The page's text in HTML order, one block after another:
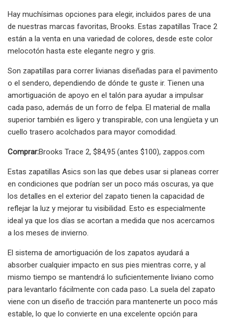
Hay muchísimas opciones para elegir, incluidos pares de una
de nuestras marcas favoritas, Brooks. Estas zapatillas Trace 2
están a la venta en una variedad de colores, desde este color
melocotón hasta este elegante negro y gris.
Son zapatillas para correr livianas diseñadas para el pavimento
o el sendero, dependiendo de dónde te guste ir. Tienen una
amortiguación de apoyo en el talón para ayudar a impulsar
cada paso, además de un forro de felpa. El material de malla
superior también es ligero y transpirable, con una lengüeta y un
cuello trasero acolchados para mayor comodidad.
Comprar:Brooks Trace 2, $84,95 (antes $100), zappos.com
Estas zapatillas Asics son las que debes usar si planeas correr
en condiciones que podrían ser un poco más oscuras, ya que
los detalles en el exterior del zapato tienen la capacidad de
reflejar la luz y mejorar tu visibilidad. Esto es especialmente
ideal ya que los días se acortan a medida que nos acercamos
a los meses de invierno.
El sistema de amortiguación de los zapatos ayudará a
absorber cualquier impacto en sus pies mientras corre, y al
mismo tiempo se mantendrá lo suficientemente liviano como
para levantarlo fácilmente con cada paso. La suela del zapato
viene con un diseño de tracción para mantenerte un poco más
estable, lo que lo convierte en una excelente opción para